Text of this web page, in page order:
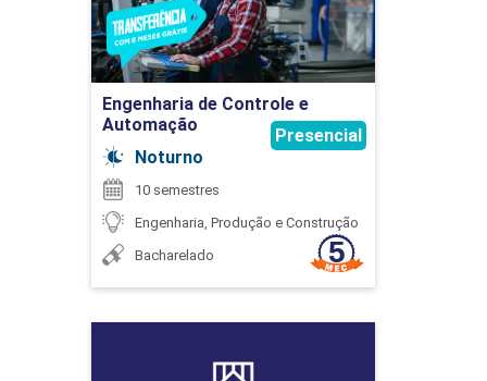
EXPRESSÃO GRÁFICA
90
Engenharia de Controle e
Automação
Noturno
Presencial
10 semestres
Engenharia, Produção e Construção
Bacharelado
Ir para Inscrição